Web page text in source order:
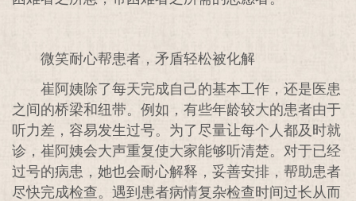
微笑耐心帮患者，矛盾轻松被化解
崔阿姨除了每天完成自己的基本工作，还是医患
之间的桥梁和纽带。例如，有些年龄较大的患者由于
听力差，容易发生过号。为了尽量让每个人都及时就
诊，崔阿姨会大声重复使大家能够听清楚。对于已经
过号的病患，她也会耐心解释，妥善安排，帮助患者
尽快完成检查。遇到患者病情复杂检查时间过长从而